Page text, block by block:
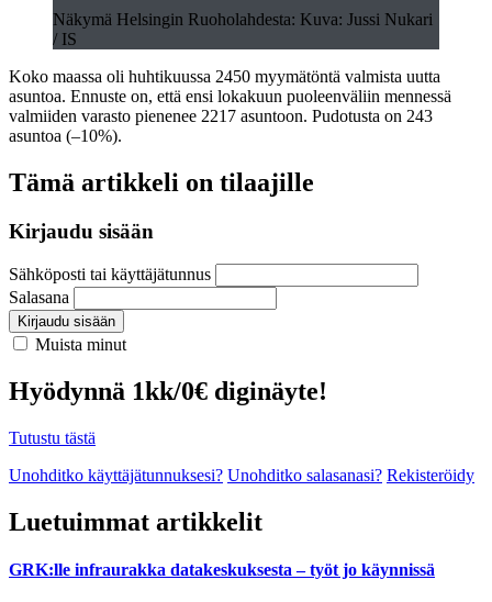
Näkymä Helsingin Ruoholahdesta: Kuva: Jussi Nukari
/ IS
Koko maassa oli huhtikuussa 2450 myymätöntä valmista uutta
asuntoa. Ennuste on, että ensi lokakuun puoleenväliin mennessä
valmiiden varasto pienenee 2217 asuntoon. Pudotusta on 243
asuntoa (–10%).
Tämä artikkeli on tilaajille
Kirjaudu sisään
Sähköposti tai käyttäjätunnus
Salasana
Kirjaudu sisään
Muista minut
Hyödynnä 1kk/0€ diginäyte!
Tutustu tästä
Unohditko käyttäjätunnuksesi? Unohditko salasanasi? Rekisteröidy
Luetuimmat artikkelit
GRK:lle infraurakka datakeskuksesta – työt jo käynnissä